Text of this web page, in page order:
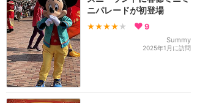
ニパレードが初登場
★★★★ ★ 9
Summy
2025年1月に訪問